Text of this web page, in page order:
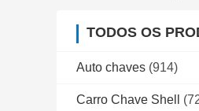
TODOS OS
Auto chaves (914)
Carro Chave Shell